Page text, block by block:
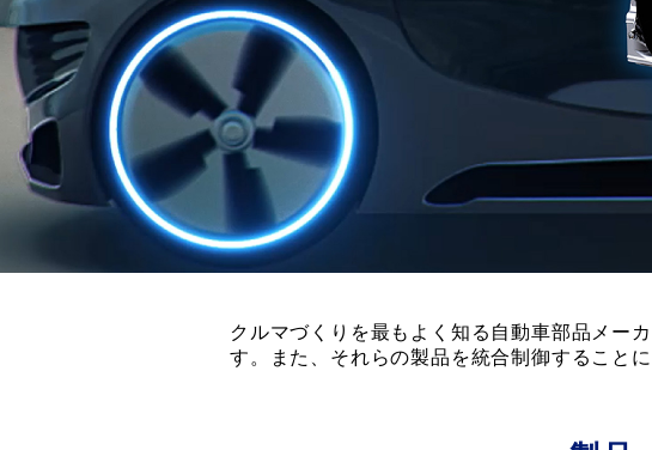
クルマづくりを最もよく知る自動車部品メー
す。また、それらの製品を統合制御すること